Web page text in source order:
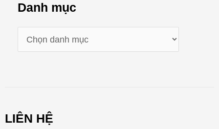
Danh mục
a
ụ
LIÊN HỆ